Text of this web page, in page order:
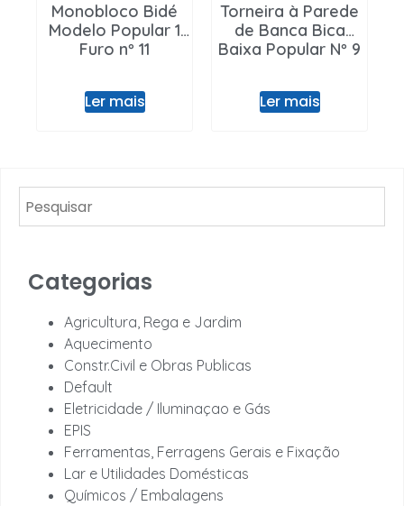
Monobloco Bidé
Modelo Popular 1
Furo nº 11
Ler mais
Torneira à Parede
de Banca Bica
Baixa Popular Nº 9
Ler mais
Categorias
Agricultura, Rega e Jardim
Aquecimento
Constr.Civil e Obras Publicas
Default
Eletricidade / Iluminaçao e Gás
EPIS
Ferramentas, Ferragens Gerais e Fixação
Lar e Utilidades Domésticas
Químicos / Embalagens